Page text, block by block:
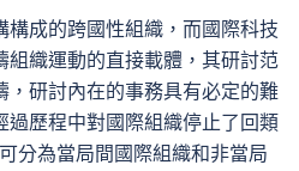
構成的跨國性組織，而國際科技
組織運動的直接載體，其研討范
，研討內在的事務具有必定的難
過歷程中對國際組織停止了回類
分為當局間國際組織和非當局